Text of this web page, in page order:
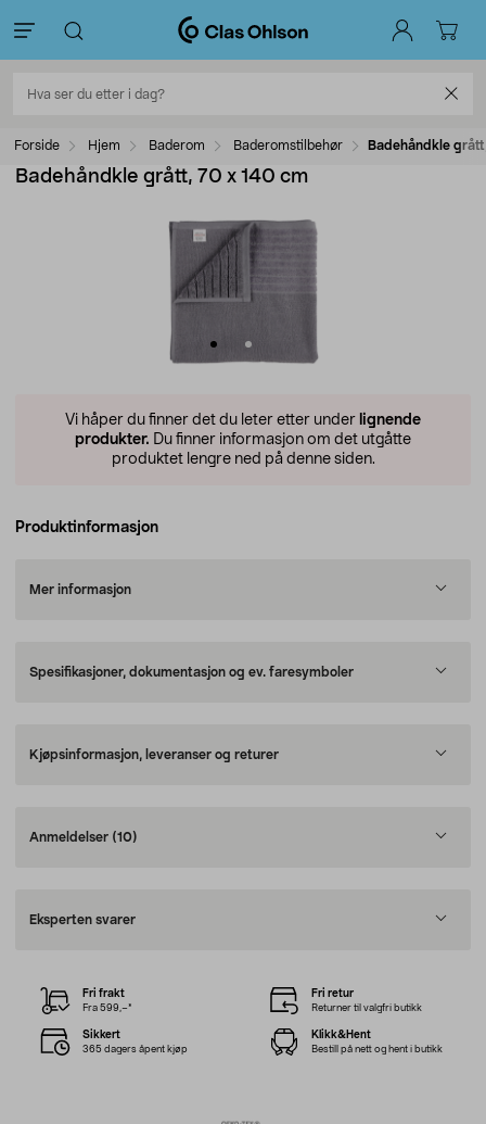
Forside Hjem Baderom Baderomstilbehør Badehåndkle
Badehåndkle grått, 70 x 140 cm
Vi håper du finner det du leter etter under lignende
produkter. Du finner informasjon om det utgåtte
produktet lengre ned på denne siden.
Produktinformasjon
Mer informasjon
Spesifikasjoner, dokumentasjon og ev. faresymboler
Kjøpsinformasjon, leveranser og returer
Anmeldelser (10)
Eksperten svarer
Fri frakt
Fra 599,–*
Fri retur
Returner til valgfri butikk
Sikkert
365 dagers åpent kjøp
Klikk&Hent
Bestill på nett og hent i butikk